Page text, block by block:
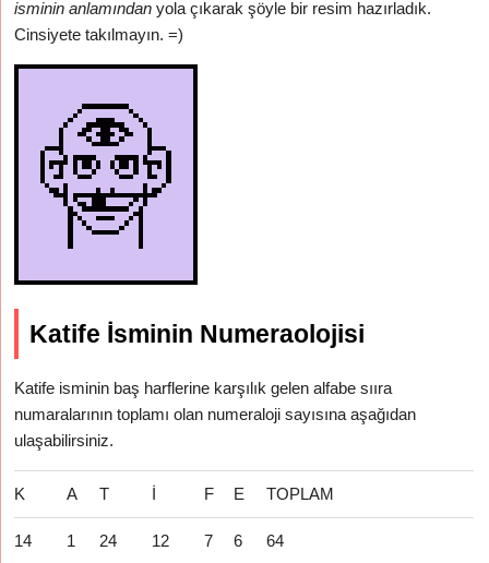
isminin anlamından yola çıkarak şöyle bir resim hazırladık.
Cinsiyete takılmayın. =)
Katife İsminin Numeraolojisi
Katife isminin baş harflerine karşılık gelen alfabe sııra
numaralarının toplamı olan numeraloji sayısına aşağıdan
ulaşabilirsiniz.
K A T İ F E TOPLAM
14 1 24 12 7 6 64